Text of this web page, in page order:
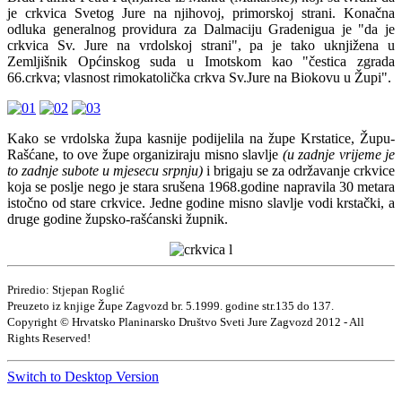
je crkvica Svetog Jure na njihovoj, primorskoj strani. Konačna
odluka generalnog providura za Dalmaciju Gradenigua je "da je
crkvica Sv. Jure na vrdolskoj strani", pa je tako uknjižena u
Zemljišnik Općinskog suda u Imotskom kao "čestica zgrada
66.crkva; vlasnost rimokatolička crkva Sv.Jure na Biokovu u Župi".
Kako se vrdolska župa kasnije podijelila na župe Krstatice, Župu-
Rašćane, to ove župe organiziraju misno slavlje (u zadnje vrijeme je
to zadnje subote u mjesecu srpnju) i brigaju se za održavanje crkvice
koja se poslje nego je stara srušena 1968.godine napravila 30 metara
istočno od stare crkvice. Jedne godine misno slavlje vodi krstački, a
druge godine župsko-rašćanski župnik.
Priredio: Stjepan Roglić
Preuzeto iz knjige Župe Zagvozd br. 5.1999. godine str.135 do 137.
Copyright © Hrvatsko Planinarsko Društvo Sveti Jure Zagvozd 2012 - All
Rights Reserved!
Switch to Desktop Version